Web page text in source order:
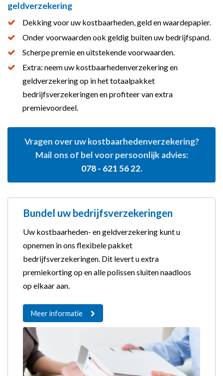
geldverzekering
Dekking voor uw kostbaarheden, geld en waardepapier.
Onder voorwaarden ook geldig buiten uw bedrijfspand.
Scherpe premie en uitstekende voorwaarden.
Extra: neem uw kostbaarhedenverzekering en
geldverzekering op in het totaalpakket
bedrijfsverzekeringen en profiteer van extra
premievoordeel.
Vragen over uw kostbaarhedenverzekering?
Mail ons of bel voor persoonlijk advies:
078 - 621 56 22.
Bundel uw bedrijfsverzekeringen
Uw kostbaarheden- en geldverzekering kunt u
opnemen in ons flexibele pakket
bedrijfsverzekeringen. Dit levert u extra
premiekorting op en alle polissen sluiten naadloos
op elkaar aan.
Meer informatie